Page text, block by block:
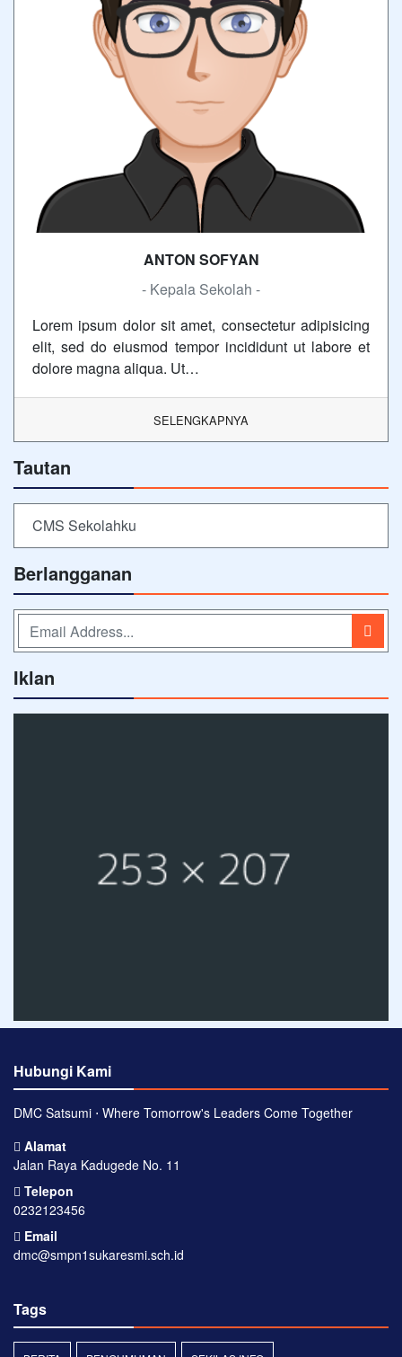
ANTON SOFYAN
- Kepala Sekolah -
Lorem ipsum dolor sit amet, consectetur adipisicing
elit, sed do eiusmod tempor incididunt ut labore et
dolore magna aliqua. Ut…
SELENGKAPNYA
Tautan
CMS Sekolahku
Berlangganan
Iklan
Hubungi Kami
DMC Satsumi ⋅ Where Tomorrow's Leaders Come Together
Alamat
Jalan Raya Kadugede No. 11
Telepon
0232123456
Email
dmc@smpn1sukaresmi.sch.id
Tags